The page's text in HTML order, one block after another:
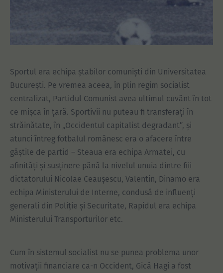
Sportul era echipa ștabilor comuniști din Universitatea
București. Pe vremea aceea, în plin regim socialist
centralizat, Partidul Comunist avea ultimul cuvânt în tot
ce mișca în țară. Sportivii nu puteau fi transferați în
străinătate, în „Occidentul capitalist degradant”, și
atunci întreg fotbalul românesc era o afacere între
găștile de partid – Steaua era echipa Armatei, cu
afinități și susținere până la nivelul unuia dintre fiii
dictatorului Nicolae Ceaușescu, Valentin, Dinamo era
echipa Ministerului de Interne, condusă de influenți
generali din Poliție și Securitate, Rapidul era echipa
Ministerului Transporturilor etc.
Cum în sistemul socialist nu se punea problema unor
motivații financiare ca-n Occident, Gică Hagi a fost